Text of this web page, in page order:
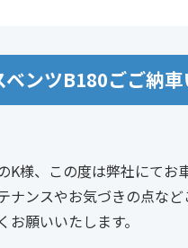
ンツB180ごご納車
K様、この度は弊社にてお
ナンスやお気づきの点な
願いいたします。